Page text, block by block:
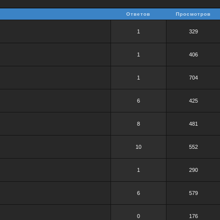
Ответов Просмотров
1 329
1 406
1 704
6 425
8 481
10 552
1 290
6 579
0 176